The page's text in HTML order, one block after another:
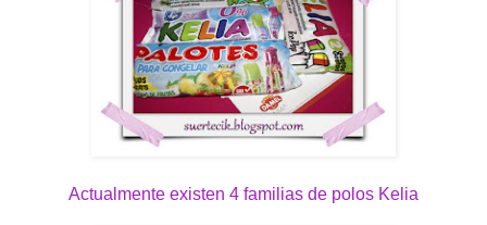
Actualmente existen 4 familias de polos Kelia